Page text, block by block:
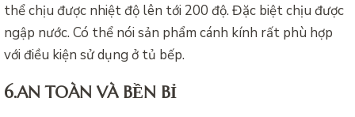
thể chịu được nhiệt độ lên tới 200 độ. Đặc biệt chịu được
ngập nước. Có thể nói sản phẩm cánh kính rất phù hợp
với điều kiện sử dụng ở tủ bếp.
6.AN TOÀN VÀ BỀN BỈ